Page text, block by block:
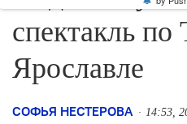
спектакль по
Ярославле
СОФЬЯ НЕСТЕРОВА 14:53,